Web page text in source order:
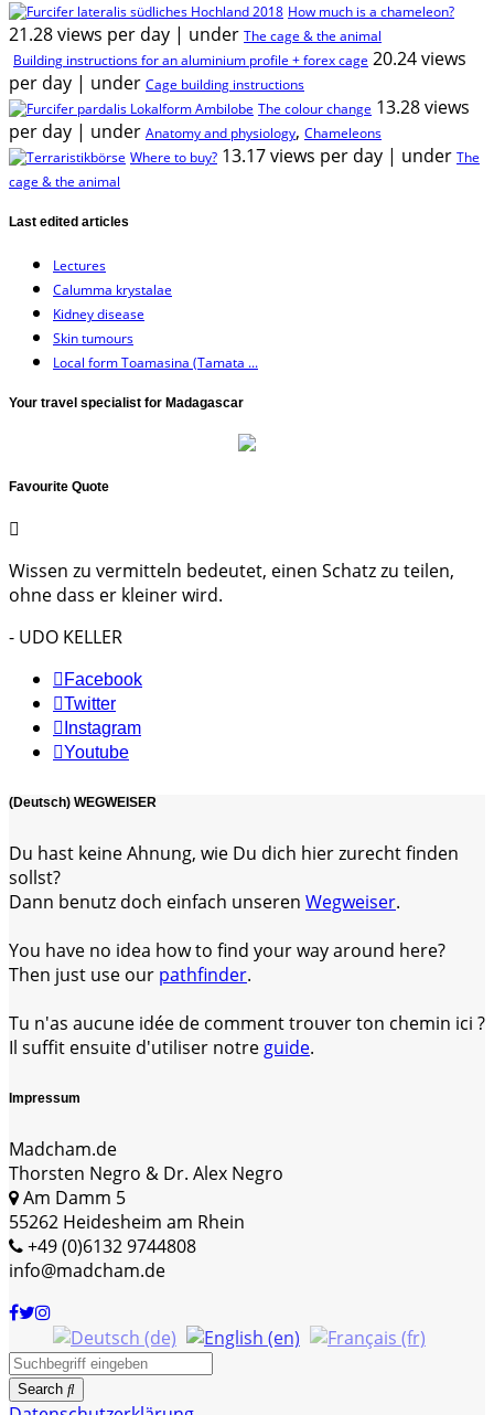
How much is a chameleon?
21.28 views per day | under The cage & the animal
Building instructions for an aluminium profile + forex cage 20.24 views
per day | under Cage building instructions
The colour change 13.28 views
per day | under Anatomy and physiology, Chameleons
Where to buy? 13.17 views per day | under The
cage & the animal
Last edited articles
Lectures
Calumma krystalae
Kidney disease
Skin tumours
Local form Toamasina (Tamata ...
Your travel specialist for Madagascar
Favourite Quote
Wissen zu vermitteln bedeutet, einen Schatz zu teilen,
ohne dass er kleiner wird.
- UDO KELLER
Facebook
Twitter
Instagram
Youtube
(Deutsch) WEGWEISER
Du hast keine Ahnung, wie Du dich hier zurecht finden
sollst?
Dann benutz doch einfach unseren Wegweiser.
You have no idea how to find your way around here?
Then just use our pathfinder.
Tu n'as aucune idée de comment trouver ton chemin ici ?
Il suffit ensuite d'utiliser notre guide.
Impressum
Madcham.de
Thorsten Negro & Dr. Alex Negro
Am Damm 5
55262 Heidesheim am Rhein
+49 (0)6132 9744808
info@madcham.de
Search